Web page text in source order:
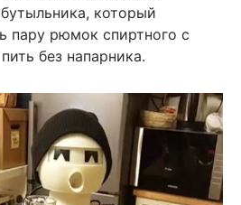
который
пару рюмок спиртного с
без напарника.